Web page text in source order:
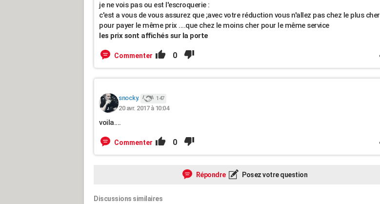
je ne vois pas ou est l'escroquerie :
c'est a vous de vous assurez que ;avec votre réduction vous n'allez pas chez le plus cher
pour payer le même prix ....que chez le moins cher pour le même service
les prix sont affichés sur la porte
Commenter 0
snocky. 147
20 avr. 2017 à 10:04
voila....
Commenter 0
Répondre Posez votre question
Discussions similaires